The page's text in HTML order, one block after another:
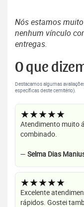
Nós estamos
nenhum vínculo
entregas.
O que
Destacamos algumas
específicas deste cemitério).
★★★★★
Atendimento muito
combinado.
— Selma Dias
★★★★★
Excelente
rápidos. Gostei